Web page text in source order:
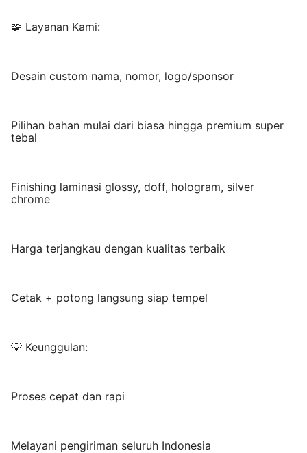
🧩 Layanan Kami:
Desain custom nama, nomor, logo/sponsor
Pilihan bahan mulai dari biasa hingga premium super
tebal
Finishing laminasi glossy, doff, hologram, silver
chrome
Harga terjangkau dengan kualitas terbaik
Cetak + potong langsung siap tempel
💡 Keunggulan:
Proses cepat dan rapi
Melayani pengiriman seluruh Indonesia